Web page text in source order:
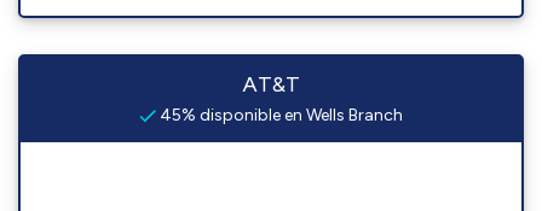
AT&T
45% disponible en Wells Branch